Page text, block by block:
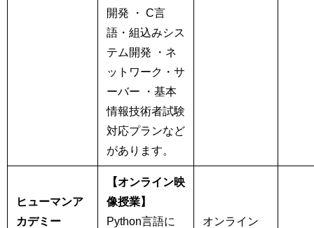
開発 ・ C言
語・組込みシス
テム開発 ・ネ
ットワーク・サ
ーバー ・基本
情報技術者試験
対応プランなど
があります。
ヒューマンア
カデミー
【オンライン映
像授業】
Python言語に
オンライン